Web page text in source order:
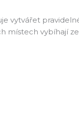
vytvářet
místech vybíhají